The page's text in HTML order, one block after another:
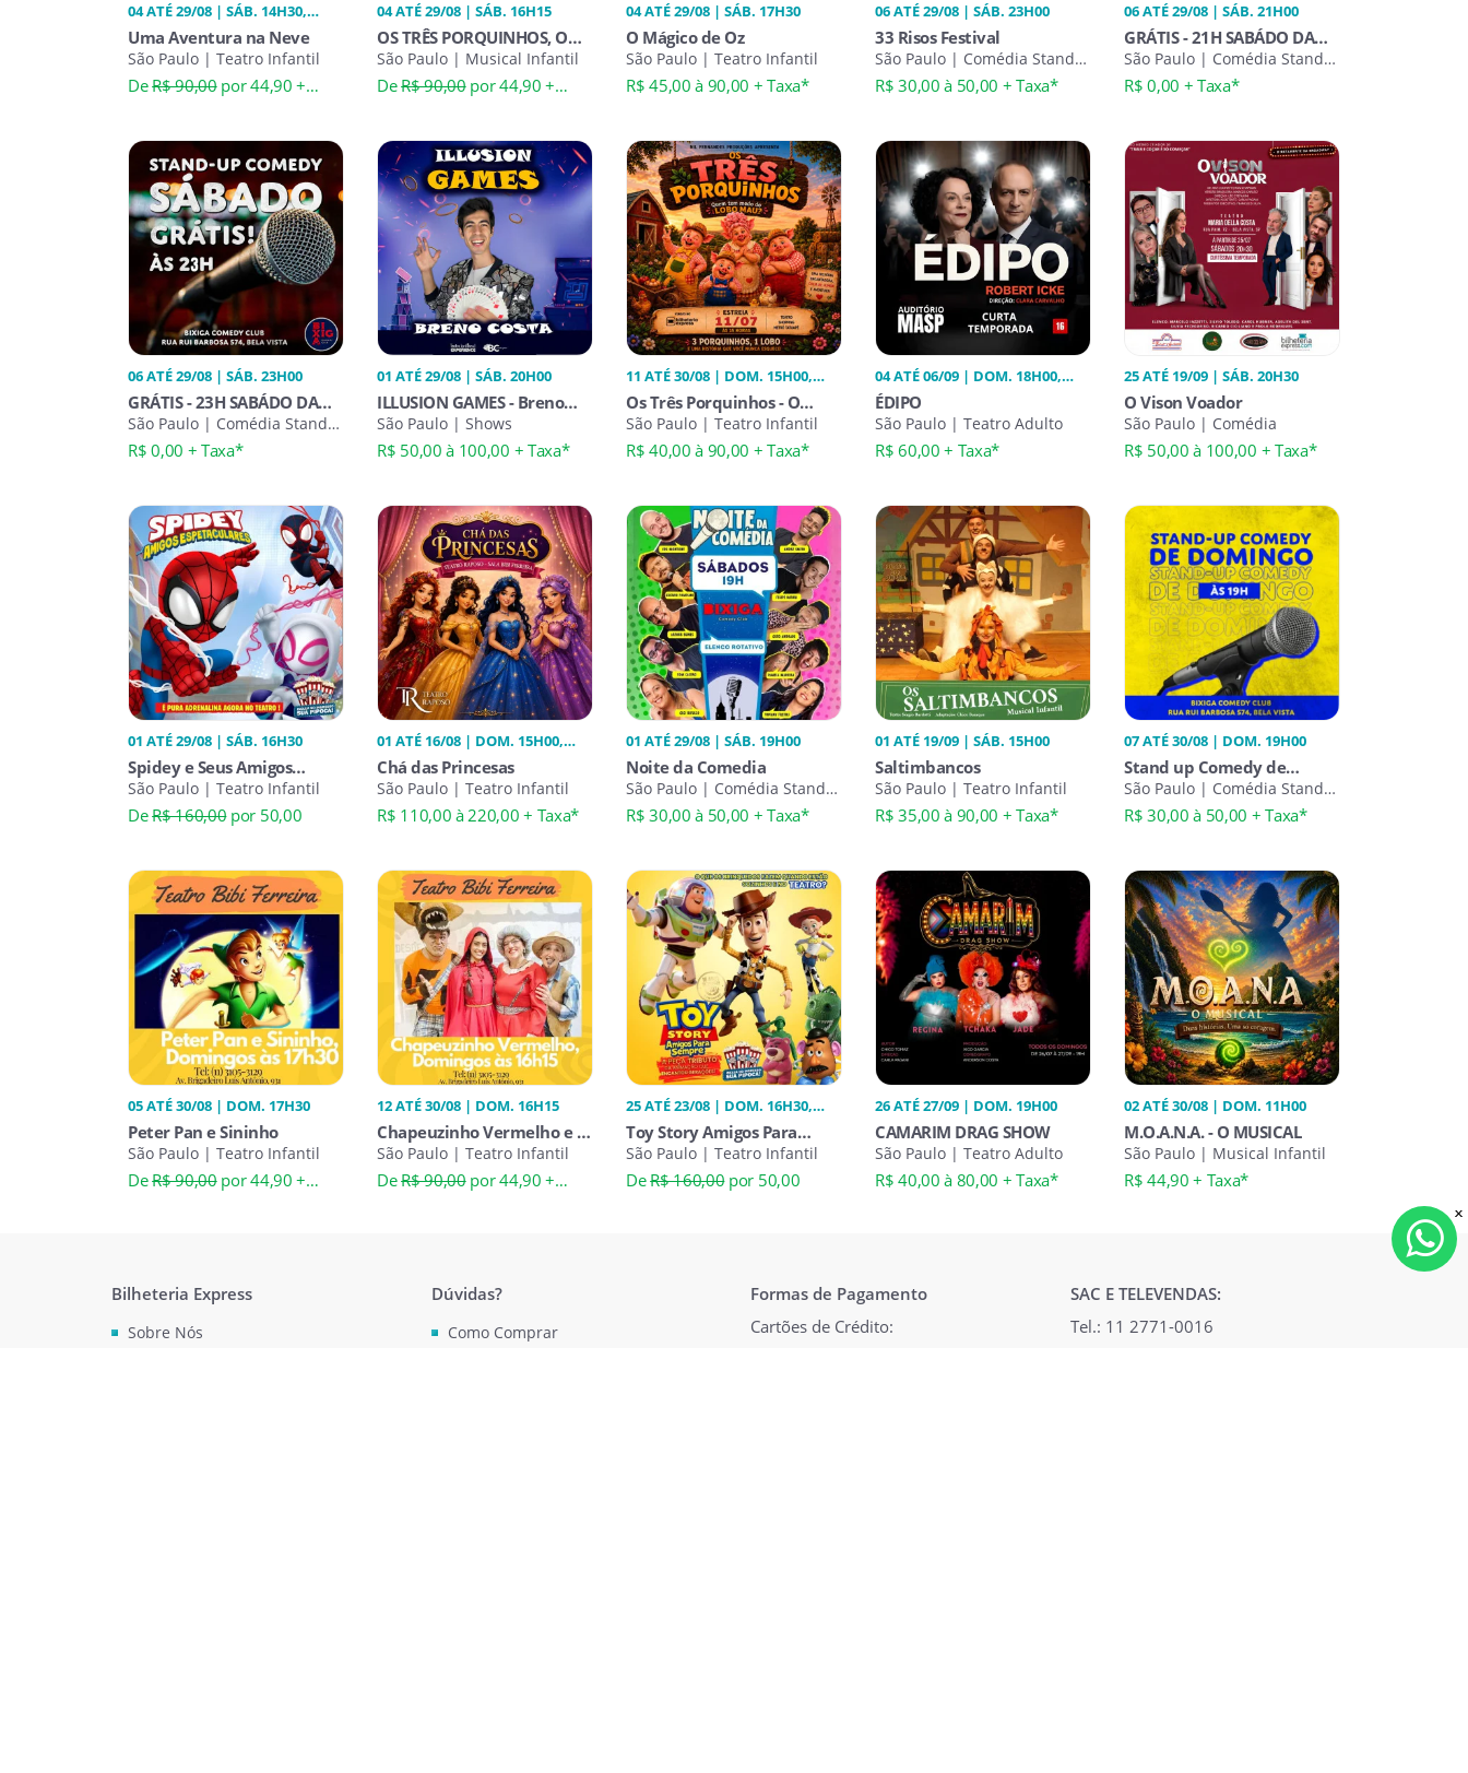
04 ATÉ 29/08 | SÁB. 14H30,
15H00
Uma Aventura na Neve
São Paulo | Teatro Infantil
DeR$ 90,00por 44,90 +
04 ATÉ 29/08 | SÁB. 16H15
OS TRÊS PORQUINHOS, O
MUSICAL
São Paulo | Musical Infantil
DeR$ 90,00por 44,90 +
04 ATÉ 29/08 | SÁB. 17H30
O Mágico de Oz
São Paulo | Teatro Infantil
R$ 45,00 à 90,00 + Taxa*
06 ATÉ 29/08 | SÁB. 23H00
33 Risos Festival
São Paulo | Comédia Stand-
Up
R$ 30,00 à 50,00 + Taxa*
06 ATÉ 29/08 | SÁB. 21H00
GRÁTIS - 21H SABÁDO DA
COMÉDIA STAND-UP
São Paulo | Comédia Stand-
Up
R$ 0,00 + Taxa*
06 ATÉ 29/08 | SÁB. 23H00
GRÁTIS - 23H SABÁDO DA
COMÉDIA STAND-UP
São Paulo | Comédia Stand-
Up
R$ 0,00 + Taxa*
01 ATÉ 29/08 | SÁB. 20H00
ILLUSION GAMES - Breno
Costa
São Paulo | Shows
R$ 50,00 à 100,00 + Taxa*
11 ATÉ 30/08 | DOM. 15H00,
SÁB. 15H00
Os Três Porquinhos - O
Mundo Nos Espera
São Paulo | Teatro Infantil
R$ 40,00 à 90,00 + Taxa*
04 ATÉ 06/09 | DOM. 18H00,
SÁB. 20H00
ÉDIPO
São Paulo | Teatro Adulto
R$ 60,00 + Taxa*
25 ATÉ 19/09 | SÁB. 20H30
O Vison Voador
São Paulo | Comédia
R$ 50,00 à 100,00 + Taxa*
01 ATÉ 29/08 | SÁB. 16H30
Spidey e Seus Amigos
Espetaculares
São Paulo | Teatro Infantil
DeR$ 160,00por 50,00
01 ATÉ 16/08 | DOM. 15H00,
Chá das Princesas
São Paulo | Teatro Infantil
R$ 110,00 à 220,00 + Taxa*
01 ATÉ 29/08 | SÁB. 19H00
Noite da Comedia
São Paulo | Comédia Stand-
Up
R$ 30,00 à 50,00 + Taxa*
01 ATÉ 19/09 | SÁB. 15H00
Saltimbancos
São Paulo | Teatro Infantil
R$ 35,00 à 90,00 + Taxa*
07 ATÉ 30/08 | DOM. 19H00
Stand up Comedy de
Domingo - 19 Horas no
Bixiga Comedy
São Paulo | Comédia Stand-
Up
R$ 30,00 à 50,00 + Taxa*
05 ATÉ 30/08 | DOM. 17H30
Peter Pan e Sininho
São Paulo | Teatro Infantil
DeR$ 90,00por 44,90 +
12 ATÉ 30/08 | DOM. 16H15
Chapeuzinho Vermelho e o
Lobo
São Paulo | Teatro Infantil
DeR$ 90,00por 44,90 +
25 ATÉ 23/08 | DOM. 16H30,
SÁB. 16H30
Toy Story Amigos Para
Sempre
São Paulo | Teatro Infantil
DeR$ 160,00por 50,00
26 ATÉ 27/09 | DOM. 19H00
CAMARIM DRAG SHOW
São Paulo | Teatro Adulto
R$ 40,00 à 80,00 + Taxa*
02 ATÉ 30/08 | DOM. 11H00
M.O.A.N.A. - O MUSICAL
São Paulo | Musical Infantil
R$ 44,90 + Taxa*
Bilheteria Express
Sobre Nós
Dúvidas?
Como Comprar
Formas de Pagamento
Cartões de Crédito:
SAC E TELEVENDAS:
Tel.: 11 2771-0016